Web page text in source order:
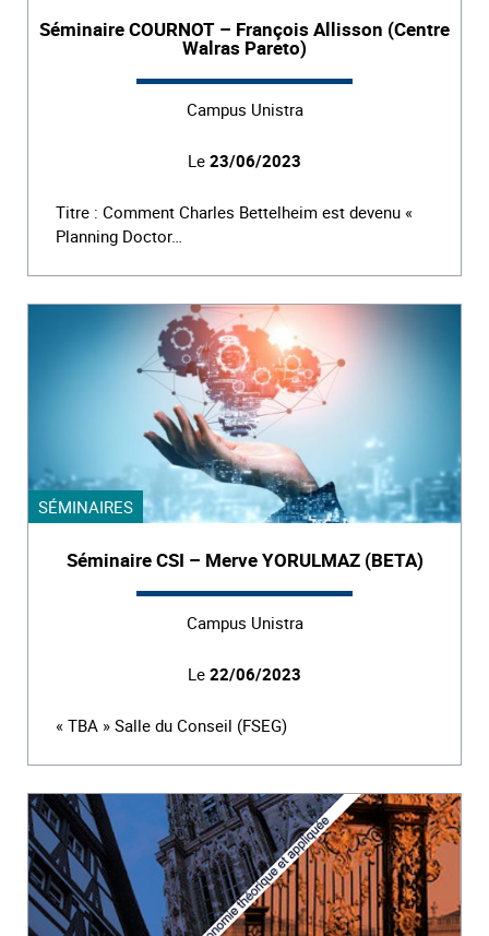
Séminaire COURNOT – François Allisson (Centre
Walras Pareto)
Campus Unistra
Le 23/06/2023
Titre : Comment Charles Bettelheim est devenu «
Planning Doctor…
SÉMINAIRES
Séminaire CSI – Merve YORULMAZ (BETA)
Campus Unistra
Le 22/06/2023
« TBA » Salle du Conseil (FSEG)